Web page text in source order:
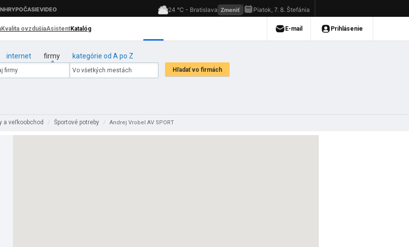
internet firmy kategórie od A po Z
a veľkoobchod / Športové potreby / Andrej Vrobel AV SPORT